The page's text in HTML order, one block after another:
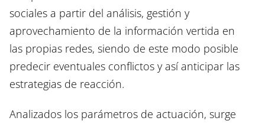
sociales a partir del análisis, gestión y
aprovechamiento de la información vertida en
las propias redes, siendo de este modo posible
predecir eventuales conflictos y así anticipar las
estrategias de reacción.
Analizados los parámetros de actuación, surge